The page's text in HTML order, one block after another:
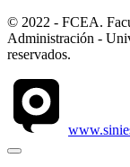
© 2022 - FCEA.
Administración -
reservados.